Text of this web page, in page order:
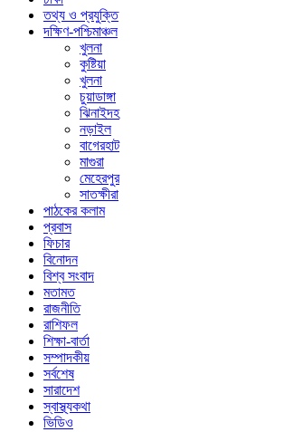
তথ্য ও প্রযুক্তি
দক্ষিণ-পশ্চিমাঞ্চল
খুলনা
কুষ্টিয়া
খুলনা
চুয়াডাঙ্গা
ঝিনাইদহ
নড়াইল
বাগেরহাট
মাগুরা
মেহেরপুর
সাতক্ষীরা
পাঠকের কলাম
প্রবাস
ফিচার
বিনোদন
বিশ্ব সংবাদ
মতামত
রাজনীতি
রাশিফল
শিক্ষা-বার্তা
সম্পাদকীয়
সর্বশেষ
সারাদেশ
স্বাস্থ্যকথা
ভিডিও